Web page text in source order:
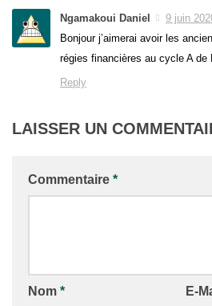
Ngamakoui Daniel
9 juin
Bonjour j’aimerai avoir les
régies financières au cycle A de
Reply
LAISSER UN
Commentaire *
Nom * E-